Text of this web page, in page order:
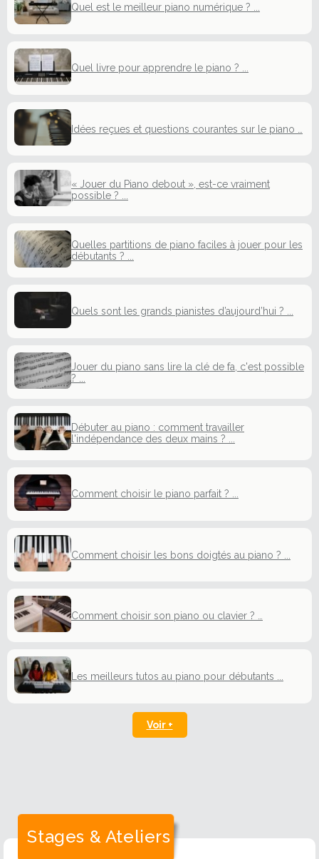
Quel est le meilleur piano numérique ? ...
Quel livre pour apprendre le piano ? ...
Idées reçues et questions courantes sur le piano …
« Jouer du Piano debout », est-ce vraiment
possible ? ...
Quelles partitions de piano faciles à jouer pour les
débutants ? ...
Quels sont les grands pianistes d’aujourd’hui ? ...
Jouer du piano sans lire la clé de fa, c'est possible
? ...
Débuter au piano : comment travailler
l'indépendance des deux mains ? ...
Comment choisir le piano parfait ? ...
Comment choisir les bons doigtés au piano ? ...
Comment choisir son piano ou clavier ? …
Les meilleurs tutos au piano pour débutants ...
Voir +
Stages & Ateliers